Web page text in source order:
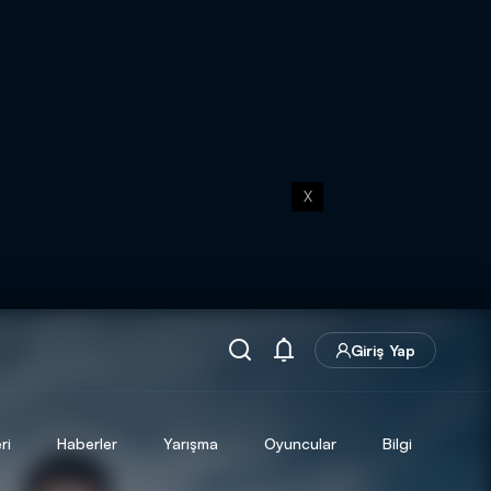
X
Giriş Yap
Haberler Yarışma Oyuncular Bilgi